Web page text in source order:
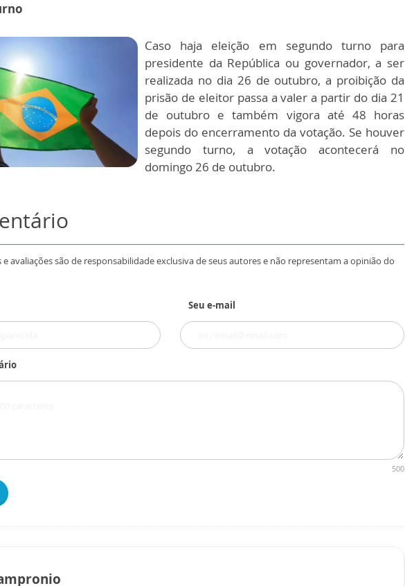
Caso haja eleição em segundo turno para
presidente da República ou governador, a ser
realizada no dia 26 de outubro, a proibição da
prisão de eleitor passa a valer a partir do dia 21
de outubro e também vigora até 48 horas
depois do encerramento da votação. Se houver
segundo turno, a votação acontecerá no
domingo 26 de outubro.
avaliações são de responsabilidade exclusiva de seus autores e não representam a opinião do
Seu e-mail
500